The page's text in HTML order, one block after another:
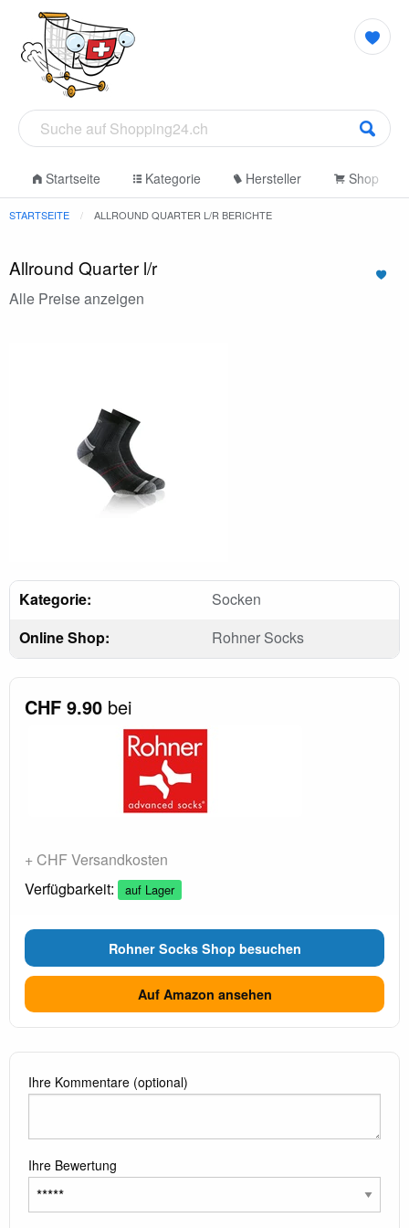
Startseite Kategorie Hersteller Shop
STARTSEITE ALLROUND QUARTER L/R BERICHTE
Allround Quarter l/r
Alle Preise anzeigen
Kategorie:
Socken
Online Shop:
Rohner Socks
CHF 9.90 bei
+ CHF Versandkosten
Verfügbarkeit:
auf Lager
Rohner Socks Shop besuchen
Auf Amazon ansehen
Ihre Kommentare (optional)
Ihre Bewertung